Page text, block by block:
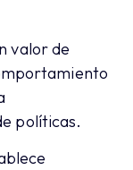
valor de
políticas.